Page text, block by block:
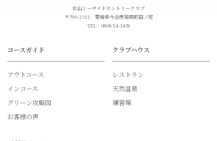
松山シーサイドカントリークラブ
〒799-2312 愛媛県今治市菊間町田ノ尻
TEL： 0898-54-3478
コースガイド
アウトコース
インコース
グリーン攻略図
お客様の声
クラブハウス
レストラン
天然温泉
練習場